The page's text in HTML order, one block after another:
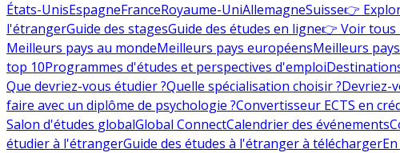
États-UnisEspagneFranceRoyaume-UniAllemagneSuisse👉
l'étrangerGuide des stagesGuide des études en ligne👉 Voir tous
Meilleurs pays au mondeMeilleurs pays européensMeilleurs
top 10Programmes d'études et perspectives d'emploi
Que devriez-vous étudier ?Quelle spécialisation choisir ?Devriez-
faire avec un diplôme de psychologie ?Convertisseur ECTS en
Salon d'études globalGlobal ConnectCalendrier des événements
étudier à l'étrangerGuide des études à l'étranger à télécharger